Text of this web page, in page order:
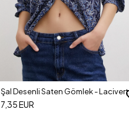
Şal Desenli Saten Gömlek - Lacivert
7,35 EUR